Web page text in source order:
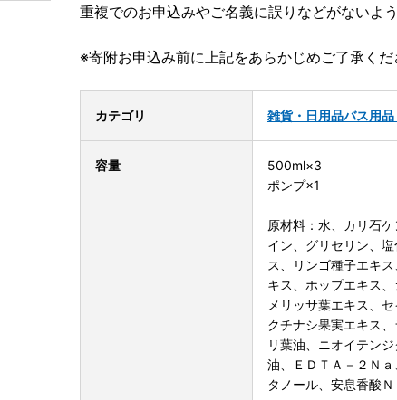
重複でのお申込みやご名義に誤りなどがないよ
※寄附お申込み前に上記をあらかじめご了承くだ
カテゴリ 雑貨・日用品バス用
容量
500ml×3
ポンプ×1
原材料：水、カリ石
イン、グリセリン、
ス、リンゴ種子エキ
キス、ホップエキス
メリッサ葉エキス、
クチナシ果実エキス
リ葉油、ニオイテン
油、ＥＤＴＡ－２Ｎ
タノール、安息香酸Ｎ